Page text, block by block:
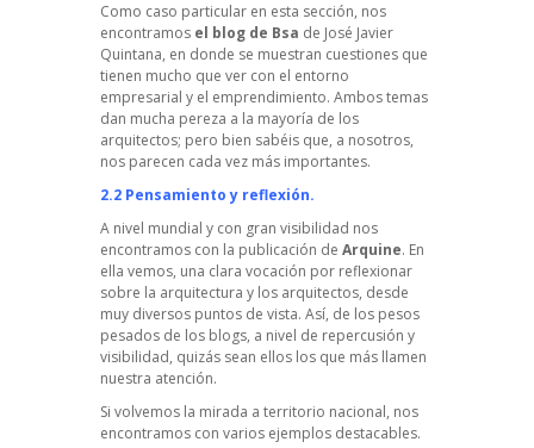
Como caso particular en esta sección, nos
encontramos el blog de Bsa de José Javier
Quintana, en donde se muestran cuestiones que
tienen mucho que ver con el entorno
empresarial y el emprendimiento. Ambos temas
dan mucha pereza a la mayoría de los
arquitectos; pero bien sabéis que, a nosotros,
nos parecen cada vez más importantes.
2.2 Pensamiento y reflexión.
A nivel mundial y con gran visibilidad nos
encontramos con la publicación de Arquine. En
ella vemos, una clara vocación por reflexionar
sobre la arquitectura y los arquitectos, desde
muy diversos puntos de vista. Así, de los pesos
pesados de los blogs, a nivel de repercusión y
visibilidad, quizás sean ellos los que más llamen
nuestra atención.
Si volvemos la mirada a territorio nacional, nos
encontramos con varios ejemplos destacables.